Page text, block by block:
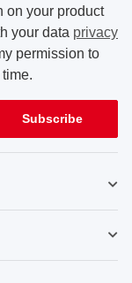
on your product
your data privacy
permission to
Subscribe